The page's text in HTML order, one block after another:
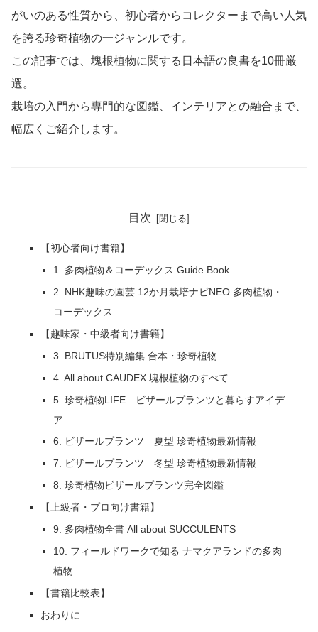
がいのある性質から、初心者からコレクターまで高い人気
を誇る珍奇植物の一ジャンルです。
この記事では、塊根植物に関する日本語の良書を10冊厳
選。
栽培の入門から専門的な図鑑、インテリアとの融合まで、
幅広くご紹介します。
目次
【初心者向け書籍】
1. 多肉植物＆コーデックス Guide Book
2. NHK趣味の園芸 12か月栽培ナビNEO 多肉植物・
コーデックス
【趣味家・中級者向け書籍】
3. BRUTUS特別編集 合本・珍奇植物
4. All about CAUDEX 塊根植物のすべて
5. 珍奇植物LIFE―ビザールプランツと暮らすアイデ
ア
6. ビザールプランツ―夏型 珍奇植物最新情報
7. ビザールプランツ―冬型 珍奇植物最新情報
8. 珍奇植物ビザールプランツ完全図鑑
【上級者・プロ向け書籍】
9. 多肉植物全書 All about SUCCULENTS
10. フィールドワークで知る ナマクアランドの多肉
植物
【書籍比較表】
おわりに